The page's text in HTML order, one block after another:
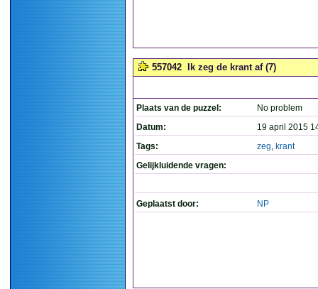
557042 Ik zeg de krant af (7)
Plaats van de puzzel:
No problem
Datum:
19 april 2015
Tags:
zeg, krant
Gelijkluidende vragen:
Geplaatst door: NP